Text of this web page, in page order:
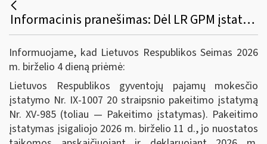
Informacinis pranešimas: Dėl LR GPM įstatymo 20 straipsnio 7 dalies pakeitimo įstatymo
Informuojame, kad Lietuvos Respublikos Seimas 2026
m. birželio 4 dieną priėmė:
Lietuvos Respublikos gyventojų pajamų mokesčio
įstatymo Nr. IX-1007 20 straipsnio pakeitimo įstatymą
Nr. XV-985 (toliau — Pakeitimo įstatymas). Pakeitimo
įstatymas įsigaliojo 2026 m. birželio 11 d., jo nuostatos